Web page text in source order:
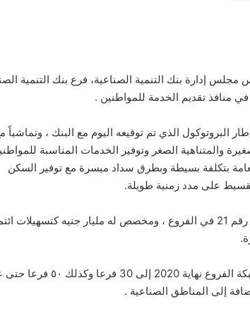
إدارة بنك التنمية الصناعية، فرع بنك التنمية
منافذ تقديم الخدمة للمواطنين .
البروتوكول الذي تم توقيعه اليوم مع البنك ، وتماشياً
والمتناهية الصغر وتوفير الخدمات المناسبة
بتكلفة بسيطة وبطرق سداد ميسرة مع توفير السكن
على مدد زمنية طويلة.
وأعلن رئيس مجلس إدارة بنك التنمية الصناعية أن فرع المنيا وهو رقم 21 في الفروع ، ومخصص له مليار جنيه
وأضاف أن فرع المنيا ، يأتي في إطار خطة البنك بالوصول إلى شبكة الفروع نهاية 2020 إلى